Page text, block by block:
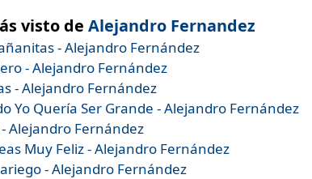
visto de Alejandro Fernandez
- Alejandro Fernández
- Alejandro Fernández
- Alejandro Fernández
Yo Quería Ser Grande - Alejandro Fernández
Alejandro Fernández
Muy Feliz - Alejandro Fernández
- Alejandro Fernández